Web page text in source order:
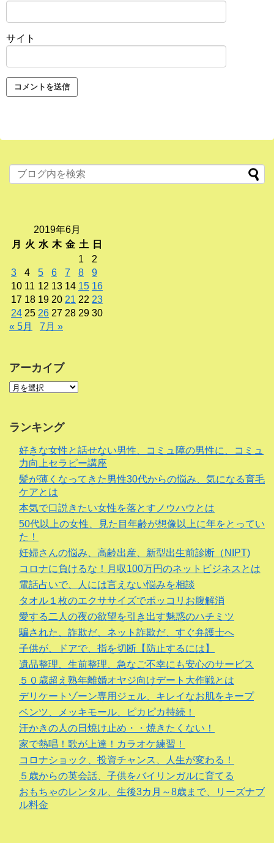
サイト
2019年6月
月
火 水 木 金 土
日
1
2
3
4 5 6 7 8
9
10 11 12 13 14 15 16
17 18 19 20 21 22 23
24 25 26 27 28 29 30
« 5月
7月 »
アーカイブ
ランキング
好きな女性と話せない男性、コミュ障の男性に、コミュ
力向上セラピー講座
髪が薄くなってきた男性30代からの悩み、気になる育毛
ケアとは
本気で口説きたい女性を落とすノウハウとは
50代以上の女性、見た目年齢が想像以上に年をとってい
た！
妊婦さんの悩み、高齢出産、新型出生前診断（NIPT)
コロナに負けるな！月収100万円のネットビジネスとは
電話占いで、人には言えない悩みを相談
タオル１枚のエクササイズでポッコリお腹解消
愛する二人の夜の欲望を引き出す魅惑のハチミツ
騙された、詐欺だ、ネット詐欺だ、すぐ弁護士へ
子供が、ドアで、指を切断【防止するには】
遺品整理、生前整理、急なご不幸にも安心のサービス
５０歳超え熟年離婚オヤジ向けデート大作戦とは
デリケートゾーン専用ジェル、キレイなお肌をキープ
ベンツ、メッキモール、ピカピカ持続！
汗かきの人の日焼け止め・・焼きたくない！
家で熱唱！歌が上達！カラオケ練習！
コロナショック、投資チャンス、人生が変わる！
５歳からの英会話、子供をバイリンガルに育てる
おもちゃのレンタル、生後3カ月～8歳まで、リーズナブ
ル料金